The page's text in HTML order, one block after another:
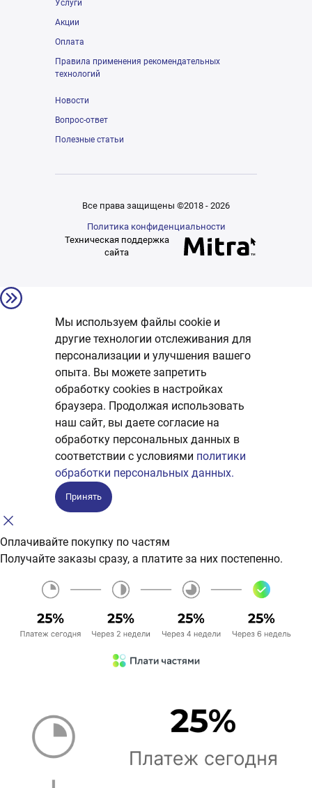
Услуги
Акции
Оплата
Правила применения рекомендательных
технологий
Новости
Вопрос-ответ
Полезные статьи
Все права защищены ©2018 - 2026
Политика конфиденциальности
Техническая поддержка
сайта
Мы используем файлы cookie и
другие технологии отслеживания для
персонализации и улучшения вашего
опыта. Вы можете запретить
обработку сookies в настройках
браузера. Продолжая использовать
наш сайт, вы даете согласие на
обработку персональных данных в
соответствии с условиями политики
обработки персональных данных.
Принять
Оплачивайте покупку по частям
Получайте заказы сразу, а платите за них постепенно.